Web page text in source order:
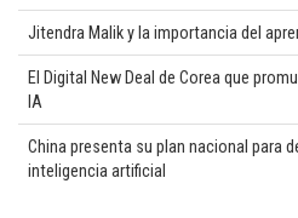
Jitendra Malik y la importancia del
El Digital New Deal de Corea que
IA
China presenta su plan nacional para
inteligencia artificial